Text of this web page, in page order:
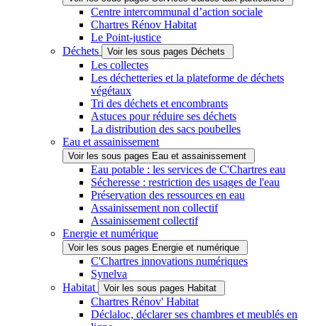
Centre intercommunal d’action sociale
Chartres Rénov Habitat
Le Point-justice
Déchets
Voir les sous pages Déchets
Les collectes
Les déchetteries et la plateforme de déchets
végétaux
Tri des déchets et encombrants
Astuces pour réduire ses déchets
La distribution des sacs poubelles
Eau et assainissement
Voir les sous pages Eau et assainissement
Eau potable : les services de C'Chartres eau
Sécheresse : restriction des usages de l'eau
Préservation des ressources en eau
Assainissement non collectif
Assainissement collectif
Energie et numérique
Voir les sous pages Energie et numérique
C'Chartres innovations numériques
Synelva
Habitat
Voir les sous pages Habitat
Chartres Rénov' Habitat
Déclaloc, déclarer ses chambres et meublés en